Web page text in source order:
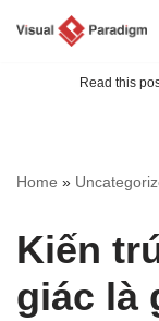
Read this
Home »
Kiến
giác là